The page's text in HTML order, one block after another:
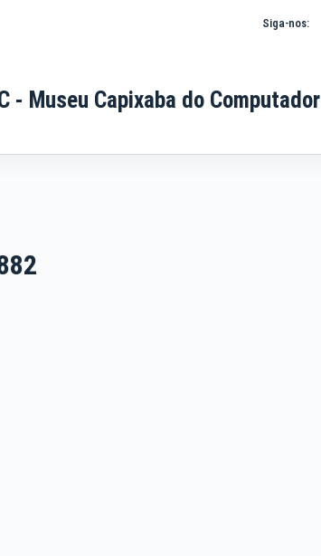
Siga-nos:
- Museu Capixaba do Computador